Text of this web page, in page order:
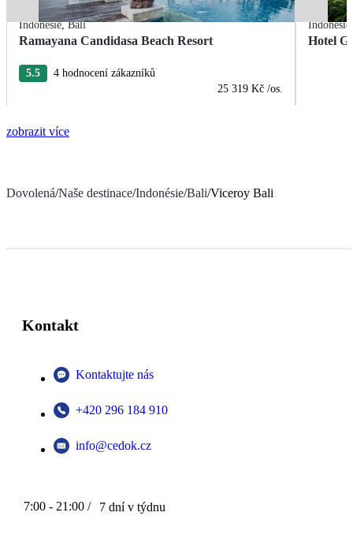
Indonésie,Bali
Ramayana Candidasa Beach Resort
5.5
4 hodnocení zákazníků
25 319 Kč /os.
Indonésie
Hotel
zobrazit více
Dovolená/Naše destinace/Indonésie/Bali/Viceroy Bali
Kontakt
Kontaktujte nás
+420 296 184 910
info@cedok.cz
7:00 - 21:00 / 7 dní v týdnu